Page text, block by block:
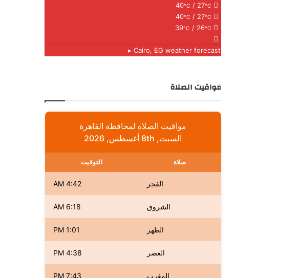
40°C / 27°C
40°C / 27°C
39°C / 26°C
Cairo, EG weather forecast ▸
مواقيت الصلاة
مواقيت الصلاة لمحافظة القاهرة
السبت, 8th أغسطس, 2026
صلاة التوقيت
الفجر 4:42 AM
الشروق 6:18 AM
الظهر 1:01 PM
العصر 4:38 PM
المغرب 7:43 PM